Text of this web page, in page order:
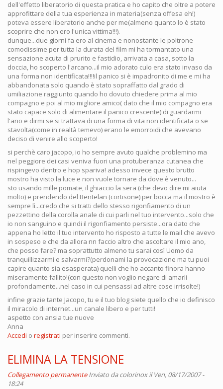
dell'effetto liberatorio di questa pratica e ho capito che oltre a potere
approfittare della tua esperienza in materia(senza offesa eh!)
poteva essere liberatorio anche per me(almeno quanto lo è stato
scoprire che non ero l'unica vittima!!!).
dunque...due giorni fa ero al cinema e nonostante le poltrone
comodissime per tutta la durata del film mi ha tormantato una
sensazione acuta di prurito e fastidio, arrivata a casa, sotto la
doccia, ho scoperto l'arcano...il mio adorato culo era stato invaso da
una forma non identificata!!!!il panico si è impadronito di me e mi ha
abbandonata solo quando è stato sopraffatto dal grado di
umiliazione raggiunto quando ho dovuto chiedere prima al mio
compagno e poi al mio migliore amico( dato che il mio compagno era
stato capace solo di alimentare il panico crescente) di guardarmi
l'ano e dirmi se si trattava di una forma di vita non identificata o se
stavolta(come in realtà temevo) erano le emorroidi che avevano
deciso di venire allo scoperto!
si perchè caro jacopo, io ho sempre avuto qualche problemino ma
nel peggiore dei casi veniva fuori una protuberanza cutanea che
rispingevo dentro e hop spariva! adesso invece questo brutto
mostro ha visto la luce e non vuole tornare da dove è venuto...
sto usando mille pomate, il ghiaccio la sera (che devo dire mi aiuta
molto) e prendendo del Bentelan (cortisone) per bocca ma il mostro è
sempre lì...credo che si tratti dello stesso rigonfiamento di un
pezzettino della corolla anale di cui parli nel tuo intervento...solo che
io non sanguino e quindi il rigonfiamento persiste...ora dato che
appena ho letto il tuo intervento ho risposto a tutte le mail che avevo
in sospeso e che da allora nn faccio altro che ascoltare il mio ano,
che posso fare? ma soprattutto almeno tu sarai così Uomo da
tranquillizzarmi e salvarmi?(perdonami la provocazione ma tu puoi
capire quanto sia esasperata) quelli che ho accanto finora hanno
miseramente fallito!(con questo non voglio negare di amarli
profondamente...nel caso in cui pensassi ad altre cose irrisolte!)
infine grazie tante Jacopo, tu e il tuo blog siete quello che io definisco
il miracolo di internet...un canale libero e per tutti!
aspetto con ansia tue nuove
Anna
Accedi o registrati per inserire commenti.
ELIMINA LA TENSIONE
Collegamento permanente Inviato dacolorinoxil Ven, 08/17/2007 -
18:24